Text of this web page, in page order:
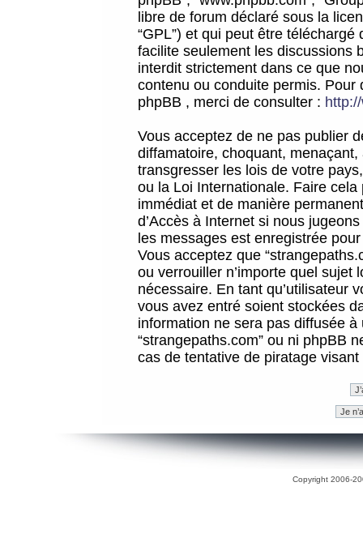
libre de forum déclaré sous la
“GPL”) et qui peut être téléchargé
facilite seulement les discussions
interdit strictement dans ce que
contenu ou conduite permis.
phpBB , merci de consulter :
Vous acceptez de ne pas publier
diffamatoire, choquant,
transgresser les lois de votre
ou la Loi Internationale. Faire
immédiat et de manière
d’Accès à Internet si nous
les messages est enregistrée
Vous acceptez que
ou verrouiller n’importe quel sujet
nécessaire. En tant qu’utilisateur
vous avez entré soient stockées
information ne sera pas diffusée
“strangepaths.com” ou ni phpBB
cas de tentative de piratage
Copyright 2006-